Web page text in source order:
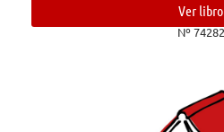
Ver libro
Nº 74282